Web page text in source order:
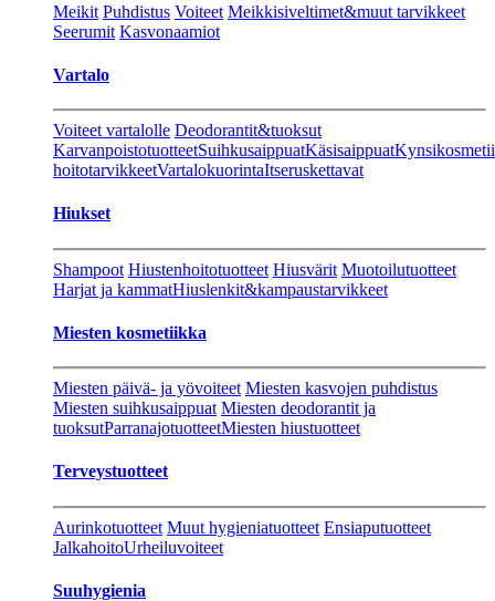
Meikit Puhdistus Voiteet Meikkisiveltimet&muut tarvikkeet
Seerumit Kasvonaamiot
Vartalo
Voiteet vartalolle Deodorantit&tuoksut
KarvanpoistotuotteetSuihkusaippuatKäsisaippuat
hoitotarvikkeetVartalokuorintaItseruskettavat
Hiukset
Shampoot Hiustenhoitotuotteet Hiusvärit Muotoilutuotteet
Harjat ja kammatHiuslenkit&kampaustarvikkeet
Miesten kosmetiikka
Miesten päivä- ja yövoiteet Miesten kasvojen puhdistus
Miesten suihkusaippuat Miesten deodorantit ja
tuoksutParranajotuotteetMiesten hiustuotteet
Terveystuotteet
Aurinkotuotteet Muut hygieniatuotteet Ensiaputuotteet
JalkahoitoUrheiluvoiteet
Suuhygienia